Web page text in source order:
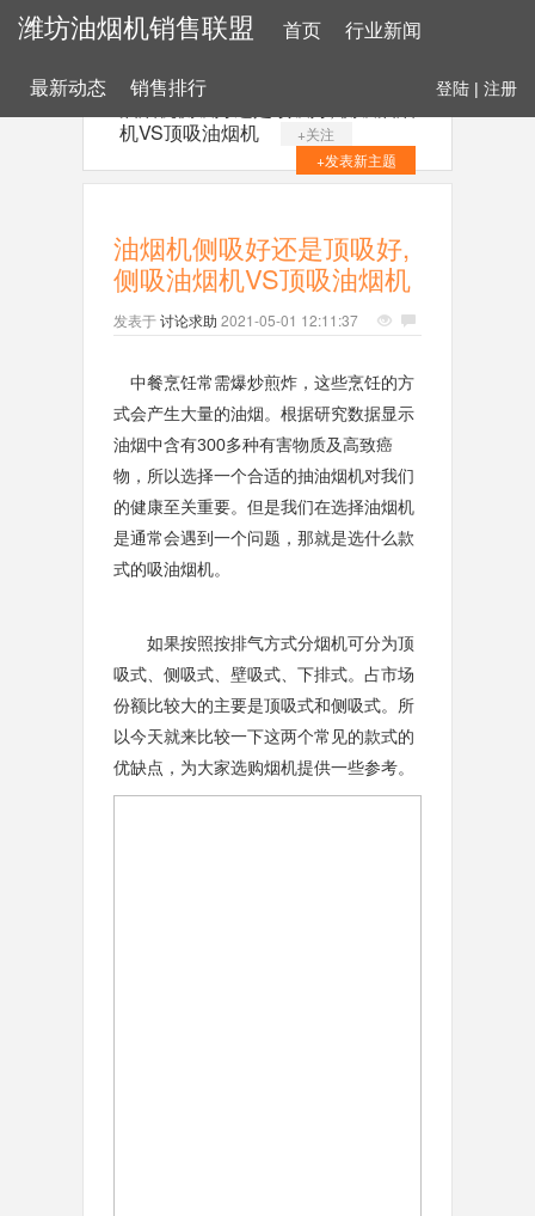
潍坊油烟机销售联盟 首页 行业新闻
最新动态 销售排行 登陆 | 注册
机VS顶吸油烟机
+关注
+发表新主题
油烟机侧吸好还是顶吸好,
侧吸油烟机VS顶吸油烟机
发表于讨论求助 2021-05-01 12:11:37
中餐烹饪常需爆炒煎炸，这些烹饪的方
式会产生大量的油烟。根据研究数据显示
油烟中含有300多种有害物质及高致癌
物，所以选择一个合适的抽油烟机对我们
的健康至关重要。但是我们在选择油烟机
是通常会遇到一个问题，那就是选什么款
式的吸油烟机。
如果按照按排气方式分烟机可分为顶
吸式、侧吸式、壁吸式、下排式。占市场
份额比较大的主要是顶吸式和侧吸式。所
以今天就来比较一下这两个常见的款式的
优缺点，为大家选购烟机提供一些参考。